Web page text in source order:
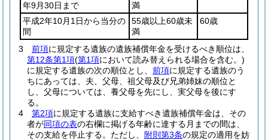
年9月30日まで
満
平成2年10月1日から当分の
間
55歳以上60歳未
満
60歳
3 前項に規定する遺族の遺族補償年金を受けるべき順位は、
第12条第1項(第1項において読み替えられる場合を含む。)
に規定する遺族の次の順位とし、 前項に規定する遺族のう
ちにあっては、夫、父母、祖父母及び兄弟姉妹の順位と
し、父母については、養父母を先にし、実父母を後にす
る。
4
第2項に規定する遺族に支給すべき遺族補償年金は、その
者が同項の表の右欄に掲げる年齢に達する月までの間は、
その支給を停止する。 ただし、 附則第3条の規定の適用を妨